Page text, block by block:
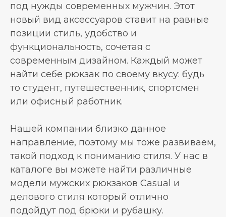
под нужды современных мужчин. Этот
новый вид аксессуаров ставит на равные
позиции стиль, удобство и
функциональность, сочетая с
современным дизайном. Каждый может
найти себе рюкзак по своему вкусу: будь
то студент, путешественник, спортсмен
или офисный работник.
Нашей компании близко данное
направление, поэтому мы тоже развиваем,
такой подход к пониманию стиля. У нас в
каталоге вы можете найти различные
модели мужских рюкзаков Casual и
делового стиля который отлично
подойдут под брюки и рубашку.